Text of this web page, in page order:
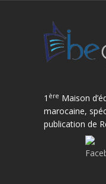
1 ère Maison
marocaine,
publication de